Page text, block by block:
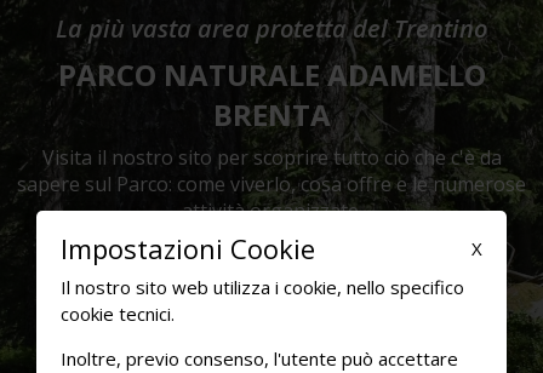
La più vasta area protetta del Trentino
PARCO NATURALE ADAMELLO
BRENTA
Visita il nostro sito per scoprire tutto ciò che c'è da
sapere sul Parco: come viverlo, cosa offre e le numerose
attività organizzate.
Visita il sito
X
Impostazioni Cookie
Il nostro sito web utilizza i cookie, nello specifico
cookie tecnici.
Inoltre, previo consenso, l'utente può accettare